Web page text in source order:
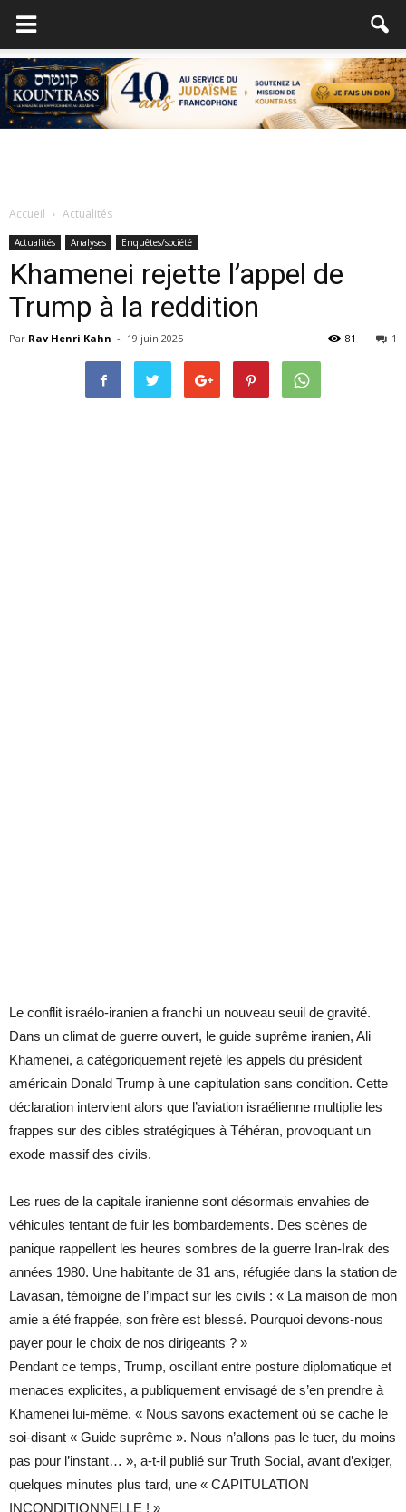
Accueil Actualités
Actualités Analyses Enquêtes/société
Khamenei rejette l’appel de
Trump à la reddition
Par Rav Henri Kahn - 19 juin 2025 1
81
Le conflit israélo-iranien a franchi un nouveau seuil de gravité.
Dans un climat de guerre ouvert, le guide suprême iranien, Ali
Khamenei, a catégoriquement rejeté les appels du président
américain Donald Trump à une capitulation sans condition. Cette
déclaration intervient alors que l’aviation israélienne multiplie les
frappes sur des cibles stratégiques à Téhéran, provoquant un
exode massif des civils.
Les rues de la capitale iranienne sont désormais envahies de
véhicules tentant de fuir les bombardements. Des scènes de
panique rappellent les heures sombres de la guerre Iran-Irak des
années 1980. Une habitante de 31 ans, réfugiée dans la station de
Lavasan, témoigne de l’impact sur les civils : « La maison de mon
amie a été frappée, son frère est blessé. Pourquoi devons-nous
payer pour le choix de nos dirigeants ? »
Pendant ce temps, Trump, oscillant entre posture diplomatique et
menaces explicites, a publiquement envisagé de s’en prendre à
Khamenei lui-même. « Nous savons exactement où se cache le
soi-disant « Guide suprême ». Nous n’allons pas le tuer, du moins
pas pour l’instant… », a-t-il publié sur Truth Social, avant d’exiger,
quelques minutes plus tard, une « CAPITULATION
INCONDITIONNELLE ! »